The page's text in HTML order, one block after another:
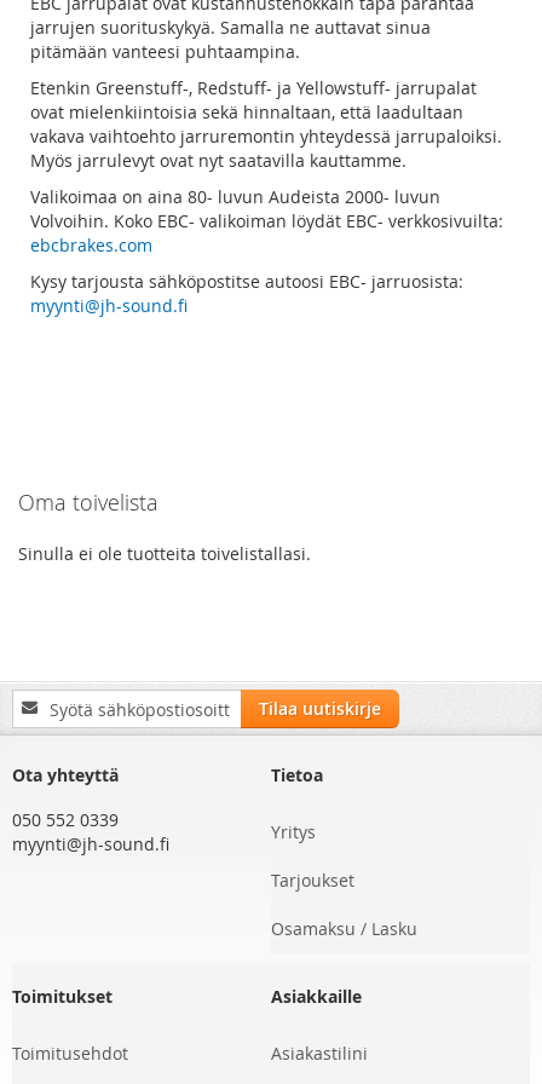
jarrujen suorituskykyä. Samalla ne auttavat sinua
pitämään vanteesi puhtaampina.
Etenkin Greenstuff-, Redstuff- ja Yellowstuff- jarrupalat
ovat mielenkiintoisia sekä hinnaltaan, että laadultaan
vakava vaihtoehto jarruremontin yhteydessä jarrupaloiksi.
Myös jarrulevyt ovat nyt saatavilla kauttamme.
Valikoimaa on aina 80- luvun Audeista 2000- luvun
Volvoihin. Koko EBC- valikoiman löydät EBC- verkkosivuilta:
ebcbrakes.com
Kysy tarjousta sähköpostitse autoosi EBC- jarruosista:
myynti@jh-sound.fi
Oma toivelista
Sinulla ei ole tuotteita toivelistallasi.
Tilaa
uutiskirjeemme:
Tilaa uutiskirje
Ota yhteyttä
050 552 0339
myynti@jh-sound.fi
Tietoa
Yritys
Tarjoukset
Osamaksu / Lasku
Toimitukset
Toimitusehdot
Asiakkaille
Asiakastilini